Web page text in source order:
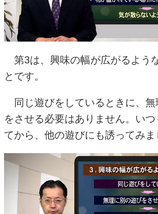
第3は、興味の幅が広がるよう
とです。
同じ遊びをしているときに、無
をさせる必要はありません。いつ
てから、他の遊びにも誘ってみま